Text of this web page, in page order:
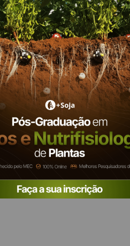
da soja